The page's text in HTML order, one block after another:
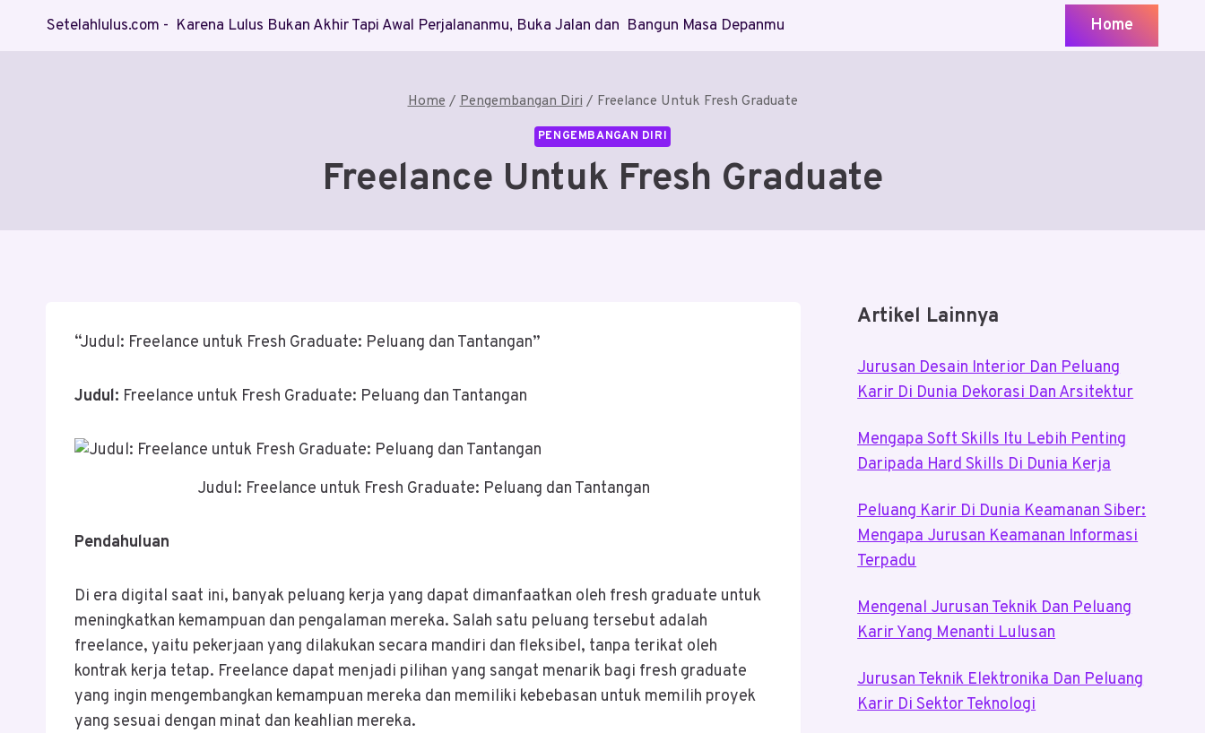
Setelahlulus.com - Karena Lulus Bukan Akhir Tapi Awal Perjalananmu, Buka Jalan dan Bangun Masa Depanmu Home
Home / Pengembangan Diri / Freelance Untuk Fresh Graduate
PENGEMBANGAN DIRI
Freelance Untuk Fresh Graduate
“Judul: Freelance untuk Fresh Graduate: Peluang dan Tantangan”
Judul: Freelance untuk Fresh Graduate: Peluang dan Tantangan
Judul: Freelance untuk Fresh Graduate: Peluang dan Tantangan
Pendahuluan
Di era digital saat ini, banyak peluang kerja yang dapat dimanfaatkan oleh fresh graduate untuk
meningkatkan kemampuan dan pengalaman mereka. Salah satu peluang tersebut adalah
freelance, yaitu pekerjaan yang dilakukan secara mandiri dan fleksibel, tanpa terikat oleh
kontrak kerja tetap. Freelance dapat menjadi pilihan yang sangat menarik bagi fresh graduate
yang ingin mengembangkan kemampuan mereka dan memiliki kebebasan untuk memilih proyek
yang sesuai dengan minat dan keahlian mereka.
Artikel Lainnya
Jurusan Desain Interior Dan Peluang
Karir Di Dunia Dekorasi Dan Arsitektur
Mengapa Soft Skills Itu Lebih Penting
Daripada Hard Skills Di Dunia Kerja
Peluang Karir Di Dunia Keamanan Siber:
Mengapa Jurusan Keamanan Informasi
Terpadu
Mengenal Jurusan Teknik Dan Peluang
Karir Yang Menanti Lulusan
Jurusan Teknik Elektronika Dan Peluang
Karir Di Sektor Teknologi